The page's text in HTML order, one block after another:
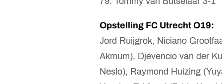
Opstelling FC Utrecht O19:
Jord Ruijgrok, Niciano
Akmum), Djevencio van der
Neslo), Raymond Huizing